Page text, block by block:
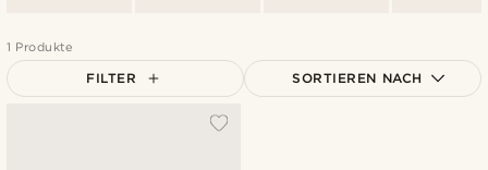
1 Produkte
FILTER SORTIEREN NACH